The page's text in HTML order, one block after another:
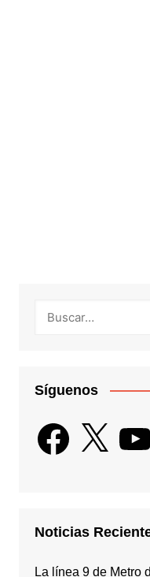
Síguenos
Facebook
X
Noticias
La línea 9 de Metro